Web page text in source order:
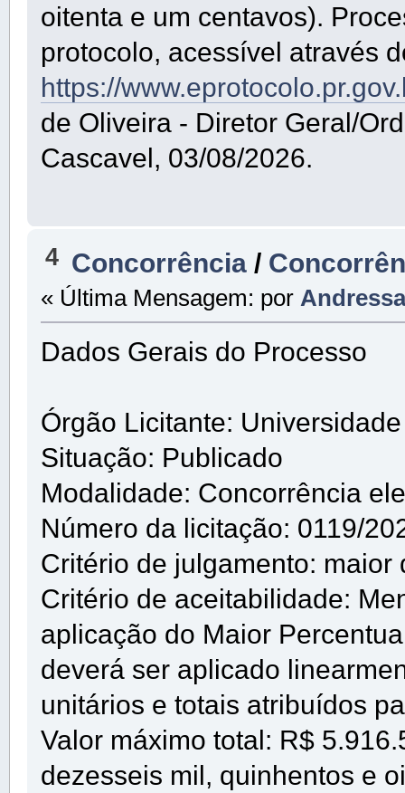
oitenta e um centavos).
protocolo, acessível através
https://
de Oliveira - Diretor Geral/
Cascavel, 03/08/2026.
4 Concorrência/
« Última Mensagem: por Andressa
Dados Gerais do Processo
Órgão Licitante:
Situação: Publicado
Modalidade: Concorrência
Número da licitação: 0119/
Critério de julgamento: maior
Critério de aceitabilidade:
aplicação do Maior
deverá ser aplicado
unitários e totais atribuídos
Valor máximo total: R$
dezesseis mil, quinhentos e